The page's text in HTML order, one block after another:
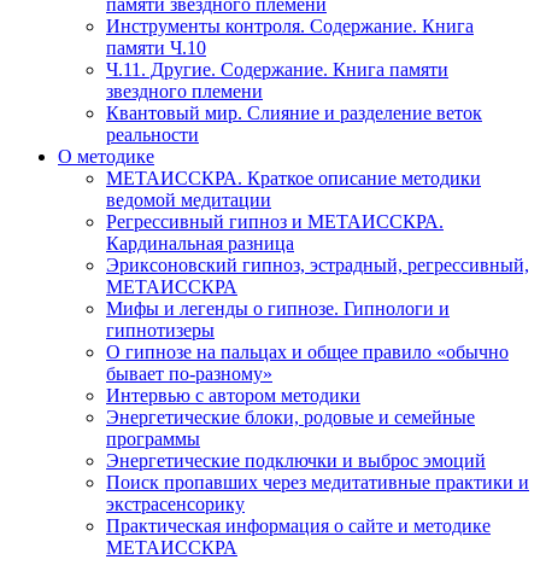
памяти звездного племени
Инструменты контроля. Содержание. Книга
памяти Ч.10
Ч.11. Другие. Содержание. Книга памяти
звездного племени
Квантовый мир. Слияние и разделение веток
реальности
О методике
МЕТАИССКРА. Краткое описание методики
ведомой медитации
Регрессивный гипноз и МЕТАИССКРА.
Кардинальная разница
Эриксоновский гипноз, эстрадный, регрессивный,
МЕТАИССКРА
Мифы и легенды о гипнозе. Гипнологи и
гипнотизеры
О гипнозе на пальцах и общее правило «обычно
бывает по-разному»
Интервью с автором методики
Энергетические блоки, родовые и семейные
программы
Энергетические подключки и выброс эмоций
Поиск пропавших через медитативные практики и
экстрасенсорику
Практическая информация о сайте и методике
МЕТАИССКРА